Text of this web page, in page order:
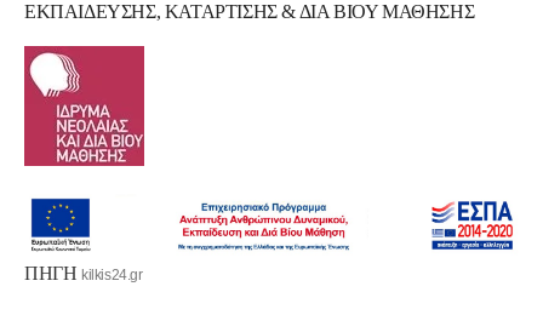
ΕΚΠΑΙΔΕΥΣΗΣ, ΚΑΤΑΡΤΙΣΗΣ & ΔΙΑ ΒΙΟΥ ΜΑΘΗΣΗΣ
ΠΗΓΗ kilkis24.gr